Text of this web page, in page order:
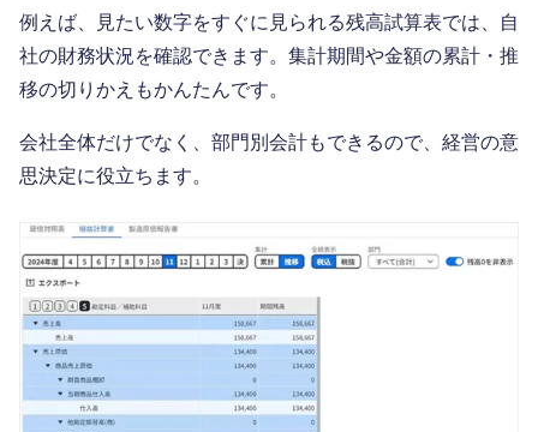
例えば、見たい数字をすぐに見られる残高試算表では、自
社の財務状況を確認できます。集計期間や金額の累計・推
移の切りかえもかんたんです。
会社全体だけでなく、部門別会計もできるので、経営の意
思決定に役立ちます。